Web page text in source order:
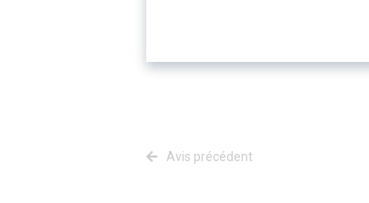
Avis précédent